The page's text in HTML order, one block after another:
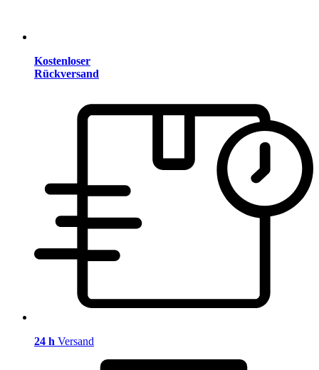
Kostenloser
Rückversand
24 h Versand